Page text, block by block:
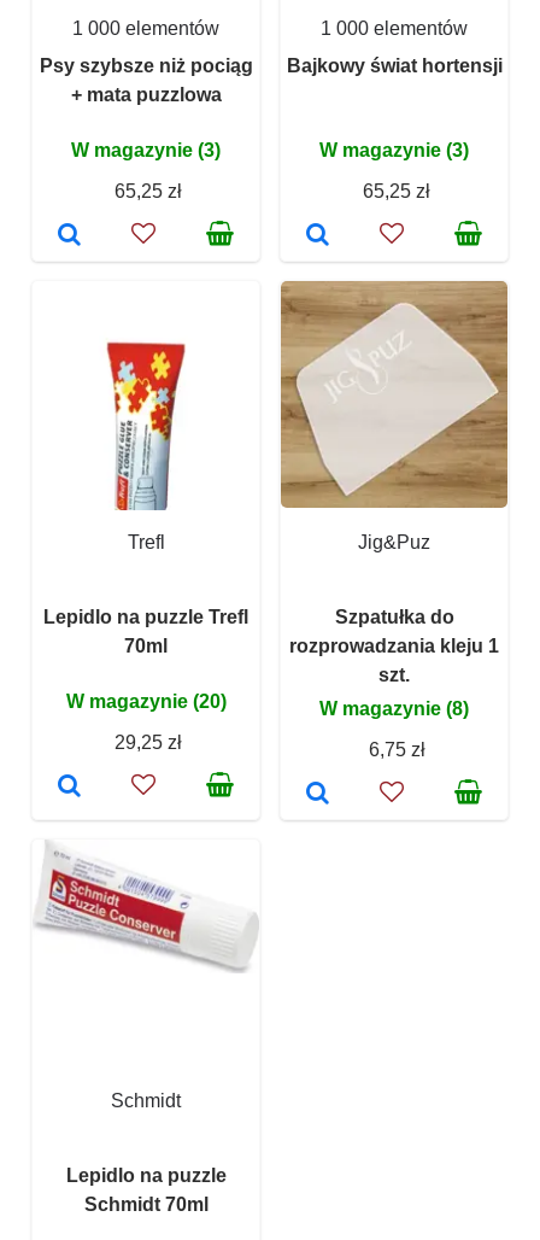
1 000 elementów
Psy szybsze niż pociąg
+ mata puzzlowa
W magazynie (3)
65,25 zł
1 000 elementów
Bajkowy świat hortensji
W magazynie (3)
65,25 zł
Trefl
Lepidlo na puzzle Trefl
70ml
W magazynie (20)
29,25 zł
Jig&Puz
Szpatułka do
rozprowadzania kleju 1
szt.
W magazynie (8)
6,75 zł
Schmidt
Lepidlo na puzzle
Schmidt 70ml